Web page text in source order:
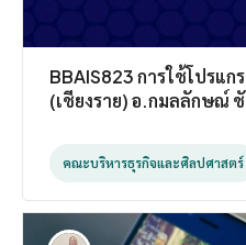
BBAIS823 การใช้โปรแกรมสำนักงานสมัยใหม่
(เชียงร
คณะบริหารธุรกิจและศิลปศาสตร์